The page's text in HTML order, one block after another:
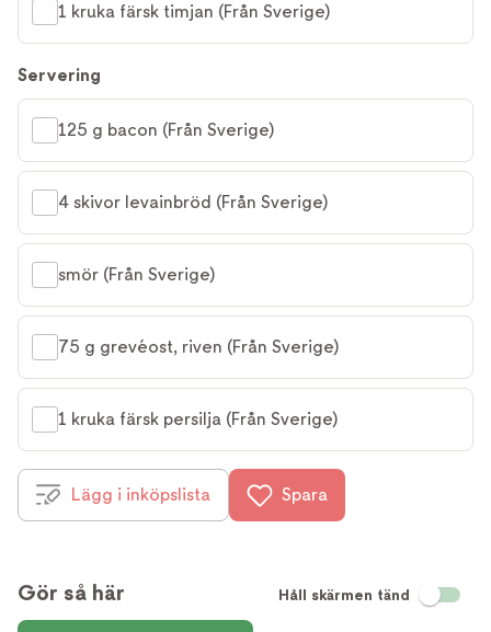
1 kruka färsk timjan (Från Sverige)
Servering
125 g bacon (Från Sverige)
4 skivor levainbröd (Från Sverige)
smör (Från Sverige)
75 g grevéost, riven (Från Sverige)
1 kruka färsk persilja (Från Sverige)
Lägg i inköpslista Spara
Gör så här Håll skärmen tänd